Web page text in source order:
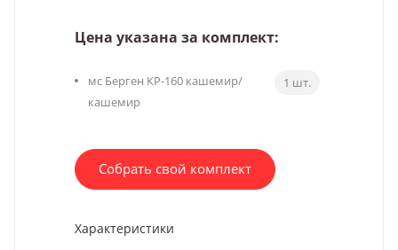
Цена указана за комплект:
мс Берген КР-160 кашемир/
кашемир
1 шт.
Собрать свой комплект
Характеристики